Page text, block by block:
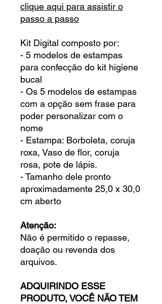
clique aqui para assistir o
passo a passo
Kit Digital composto por:
- 5 modelos de estampas
para confecção do kit higiene
bucal
- Os 5 modelos de estampas
com a opção sem frase para
poder personalizar com o
nome
- Estampa: Borboleta, coruja
roxa, Vaso de flor, coruja
rosa, pote de lápis.
- Tamanho dele pronto
aproximadamente 25,0 x 30,0
cm aberto
Atenção:
Não é permitido o repasse,
doação ou revenda dos
arquivos.
ADQUIRINDO ESSE
PRODUTO, VOCÊ NÃO TEM